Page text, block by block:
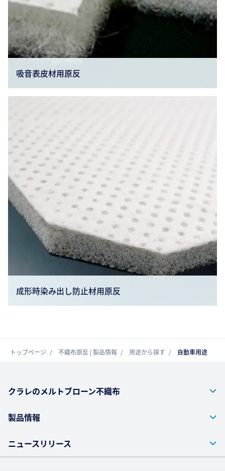
吸音表皮材用原反
成形時染み出し防止材用原反
トップページ 不織布原反 | 製品情報 用途から探す 自動車用途
クラレのメルトブローン不織布
製品情報
ニュースリリース